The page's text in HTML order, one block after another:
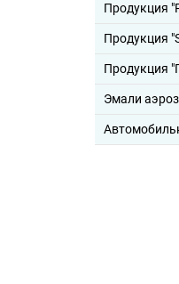
Продукция
Продукция
Продукция
Эмали